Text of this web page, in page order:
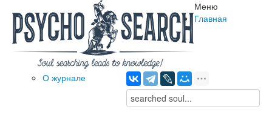
Меню
Главная
О журнале